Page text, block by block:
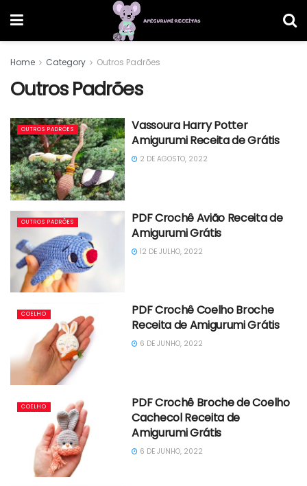
Home Category Outros Padrões
Outros Padrões
OUTROS PADRÕES
Vassoura Harry Potter
Amigurumi Receita de Grátis
2 DE AGOSTO, 2022
OUTROS PADRÕES
PDF Crochê Avião Receita de
Amigurumi Grátis
12 DE JULHO, 2022
COELHO
PDF Crochê Coelho Broche
Receita de Amigurumi Grátis
6 DE JUNHO, 2022
COELHO
PDF Crochê Broche de Coelho
Cachecol Receita de
Amigurumi Grátis
6 DE JUNHO, 2022